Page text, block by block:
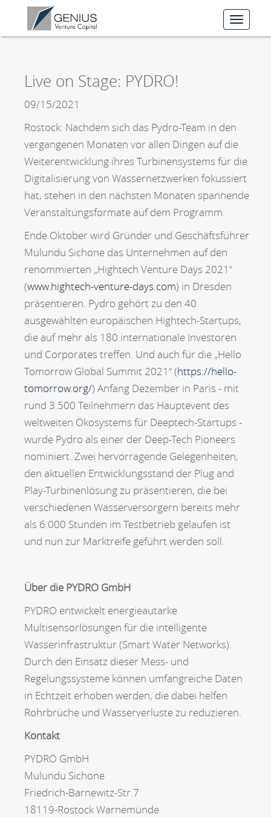
Toggle
Live on Stage: PYDRO!
09/15/2021
Rostock: Nachdem sich das Pydro-Team in den
vergangenen Monaten vor allen Dingen auf die
Weiterentwicklung ihres Turbinensystems für die
Digitalisierung von Wassernetzwerken fokussiert
hat, stehen in den nächsten Monaten spannende
Veranstaltungsformate auf dem Programm.
Ende Oktober wird Gründer und Geschäftsführer
Mulundu Sichone das Unternehmen auf den
renommierten „Hightech Venture Days 2021“
(www.hightech-venture-days.com) in Dresden
präsentieren. Pydro gehört zu den 40
ausgewählten europäischen Hightech-Startups,
die auf mehr als 180 internationale Investoren
und Corporates treffen. Und auch für die „Hello
Tomorrow Global Summit 2021“ (https://hello-
tomorrow.org/) Anfang Dezember in Paris - mit
rund 3.500 Teilnehmern das Hauptevent des
weltweiten Ökosystems für Deeptech-Startups -
wurde Pydro als einer der Deep-Tech Pioneers
nominiert. Zwei hervorragende Gelegenheiten,
den aktuellen Entwicklungsstand der Plug and
Play-Turbinenlösung zu präsentieren, die bei
verschiedenen Wasserversorgern bereits mehr
als 6.000 Stunden im Testbetrieb gelaufen ist
und nun zur Marktreife geführt werden soll.
Über die PYDRO GmbH
PYDRO entwickelt energieautarke
Multisensorlösungen für die intelligente
Wasserinfrastruktur (Smart Water Networks).
Durch den Einsatz dieser Mess- und
Regelungssysteme können umfangreiche Daten
in Echtzeit erhoben werden, die dabei helfen
Rohrbrüche und Wasserverluste zu reduzieren.
Kontakt
PYDRO GmbH
Mulundu Sichone
Friedrich-Barnewitz-Str.7
18119-Rostock Warnemünde